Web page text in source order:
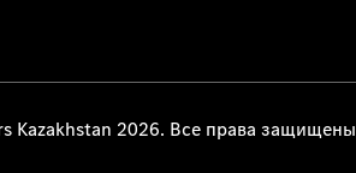
Kazakhstan 2026. Все права защищены